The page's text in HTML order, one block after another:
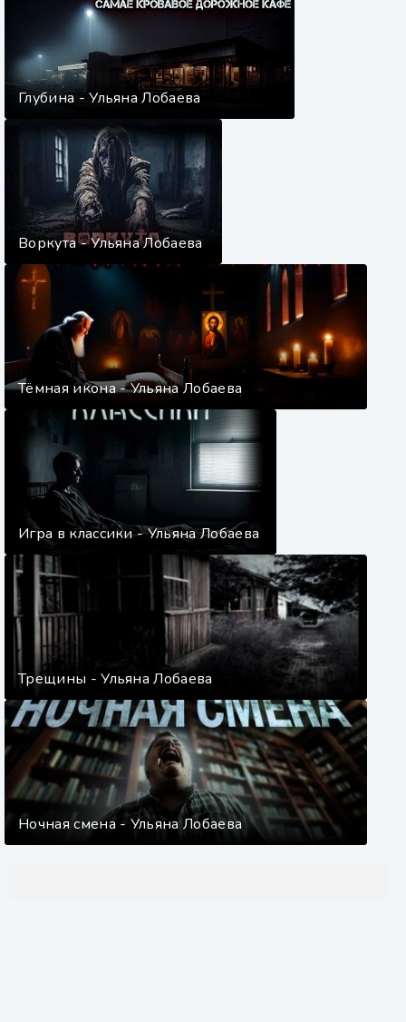
Глубина - Ульяна Лобаева
Воркута - Ульяна Лобаева
Тёмная икона - Ульяна Лобаева
Игра в классики - Ульяна Лобаева
Трещины - Ульяна Лобаева
Ночная смена - Ульяна Лобаева